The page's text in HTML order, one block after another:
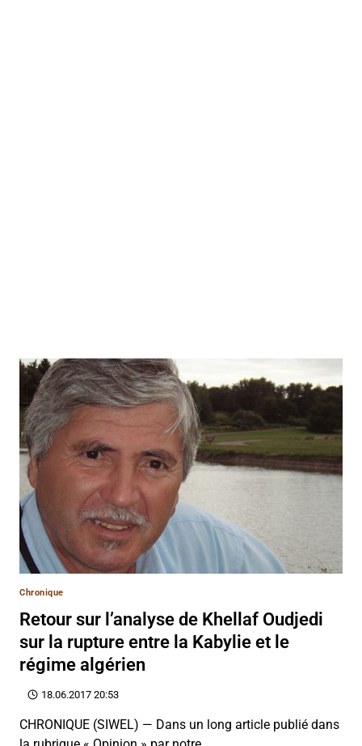
Chronique
Retour sur l’analyse de Khellaf Oudjedi
sur la rupture entre la Kabylie et le
régime algérien
18.06.2017 20:53
CHRONIQUE (SIWEL) — Dans un long article publié dans